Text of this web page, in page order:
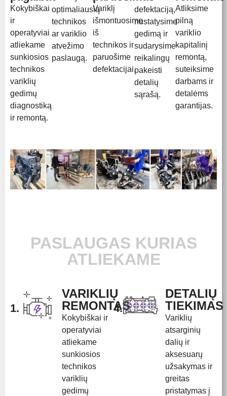
Kokybiškai
ir
operatyviai
atliekame
sunkiosios
technikos
variklių
gedimų
diagnostiką
ir remontą.
optimaliausią
technikos
ar variklio
atvežimo
paslaugą.
Variklį
išmontuosime
iš
technikos ir
paruošime
defektacijai.
defektaciją,
nustatysime
gedimą ir
sudarysime
reikalingų
pakeisti
detalių
sąrašą.
Atliksime
pilną
variklio
kapitalinį
remontą,
suteiksime
darbams ir
detalėms
garantijas.
PASLAUGAS KURIAS
ATLIEKAME
1.
VARIKLIŲ
REMONTAS
Kokybiškai ir
operatyviai
atliekame
sunkiosios
technikos
variklių
gedimų
4.
DETALIŲ
TIEKIMAS
Variklių
atsarginių
dalių ir
aksesuarų
užsakymas ir
greitas
pristatymas į